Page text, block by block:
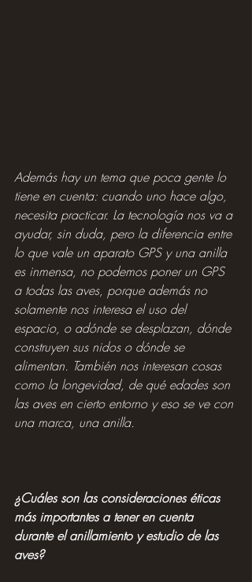
Además hay un tema que poca gente lo
tiene en cuenta: cuando uno hace algo,
necesita practicar. La tecnología nos va a
ayudar, sin duda, pero la diferencia entre
lo que vale un aparato GPS y una anilla
es inmensa, no podemos poner un GPS
a todas las aves, porque además no
solamente nos interesa el uso del
espacio, o adónde se desplazan, dónde
construyen sus nidos o dónde se
alimentan. También nos interesan cosas
como la longevidad, de qué edades son
las aves en cierto entorno y eso se ve con
una marca, una anilla.
¿Cuáles son las consideraciones éticas
más importantes a tener en cuenta
durante el anillamiento y estudio de las
aves?